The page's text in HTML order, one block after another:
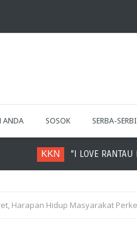
ANDA SOSOK SERBA-SERBI
"I LOVE RANTAU PAKAM"
Harapan Hidup Masyarakat